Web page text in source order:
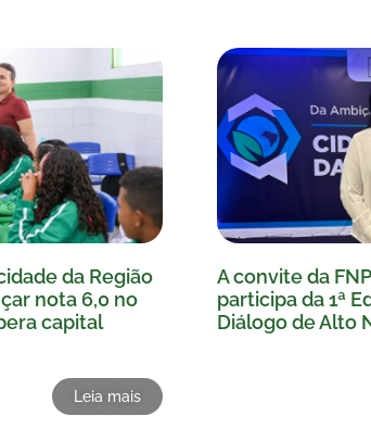
da Região
nota 6,0 no
capital
Leia mais
A convite da
participa da 1ª
Diálogo de Alto